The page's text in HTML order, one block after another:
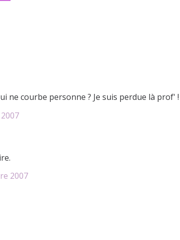
ne courbe personne ? Je suis perdue là prof'
2007